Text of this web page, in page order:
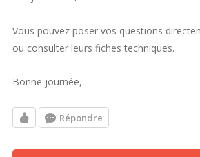
Vous pouvez poser vos questions
ou consulter leurs fiches techniques.
Bonne journée,
Répondre